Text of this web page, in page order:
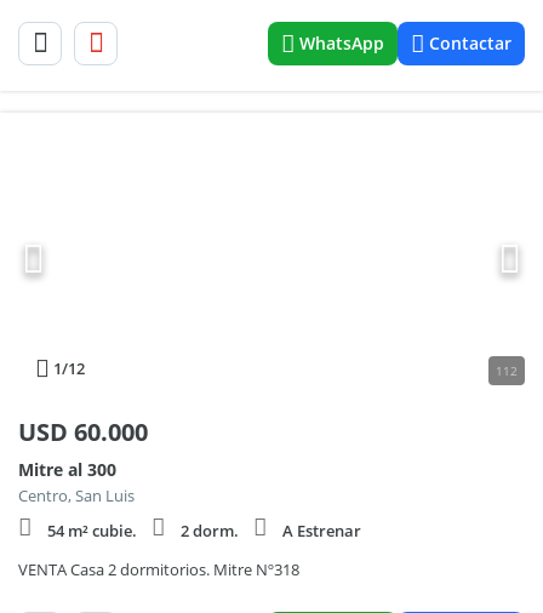
WhatsApp Contactar
1/12 112
USD 60.000
Mitre al 300
Centro, San Luis
54 m² cubie.
2 dorm.
A Estrenar
VENTA Casa 2 dormitorios. Mitre Nº318